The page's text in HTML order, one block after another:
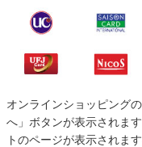
オンラインショッピング
へ」ボタンが表示されま
トのページが表示されま